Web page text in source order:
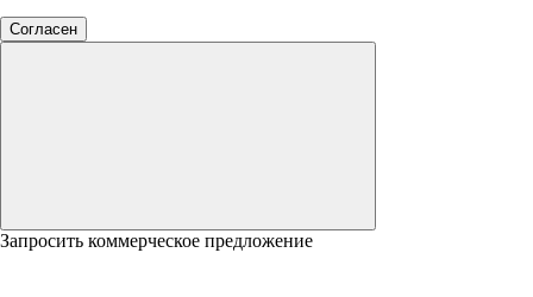
Согласен
Запросить коммерческое предложение